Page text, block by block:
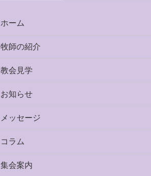
ホーム
牧師の紹介
教会見学
お知らせ
メッセージ
コラム
集会案内